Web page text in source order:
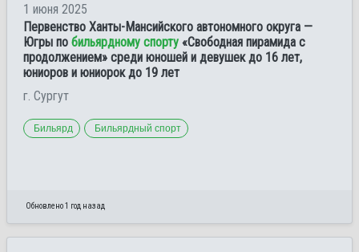
1 июня 2025
Первенство Ханты-Мансийского автономного округа —
Югры по бильярдному спорту «Свободная пирамида с
продолжением» среди юношей и девушек до 16 лет,
юниоров и юниорок до 19 лет
г. Сургут
Бильярд Бильярдный спорт
Обновлено 1 год назад